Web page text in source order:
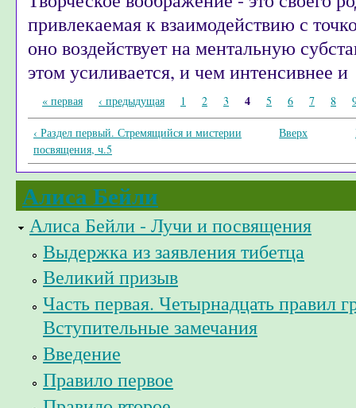
привлекаемая к взаимодействию с
оно воздействует на ментальную
этом усиливается, и чем интенсивнее и
Страницы
« первая ‹ предыдущая 1 2 3 4 5 6 7 8
‹ Раздел первый. Стремящийся и мистерии
посвящения, ч.5
Вверх
Алиса Бейли
Алиса Бейли - Лучи и посвящения
Выдержка из заявления тибетца
Великий призыв
Часть первая. Четырнадцать правил
Вступительные замечания
Введение
Правило первое